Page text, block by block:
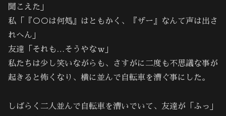
聞こえた」
私「『○○は何処』はともかく、『ザー』なんて声は出さ
れへん」
友達「それも…そうやなｗ」
私たちは少し笑いながらも、さすがに二度も不思議な事が
起きると怖くなり、横に並んで自転車を漕ぐ事にした。
しばらく二人並んで自転車を漕いでいて、友達が「ふっ」